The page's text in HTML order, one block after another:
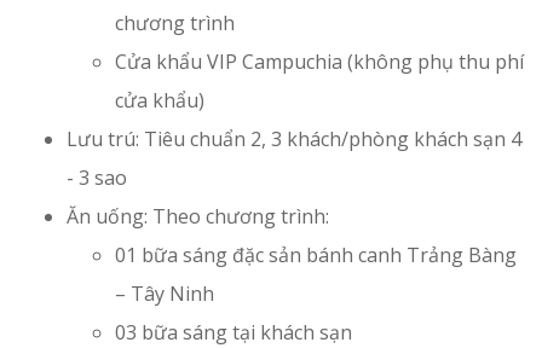
chương trình
Cửa khẩu VIP Campuchia (không phụ thu phí
cửa khẩu)
Lưu trú: Tiêu chuẩn 2, 3 khách/phòng khách sạn 4
- 3 sao
Ăn uống: Theo chương trình:
01 bữa sáng đặc sản bánh canh Trảng Bàng
– Tây Ninh
03 bữa sáng tại khách sạn